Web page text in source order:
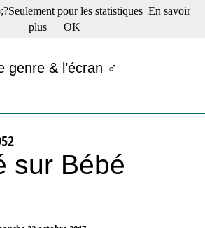
☰ Menu
!
genre & l’écran ♂
sur Bébé
pour les statistiques En savoir
plus
OK